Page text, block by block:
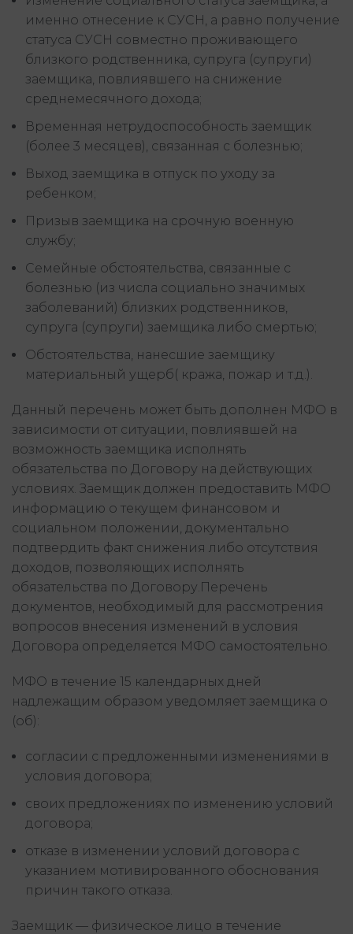
именно отнесение к СУСН, а равно получение
статуса СУСН совместно проживающего
близкого родственника, супруга (супруги)
заемщика, повлиявшего на снижение
среднемесячного дохода;
Временная нетрудоспособность заемщик
(более 3 месяцев), связанная с болезнью;
Выход заемщика в отпуск по уходу за
ребенком;
Призыв заемщика на срочную военную
службу;
Семейные обстоятельства, связанные с
болезнью (из числа социально значимых
заболеваний) близких родственников,
супруга (супруги) заемщика либо смертью;
Обстоятельства, нанесшие заемщику
материальный ущерб( кража, пожар и т.д.).
Данный перечень может быть дополнен МФО в
зависимости от ситуации, повлиявшей на
возможность заемщика исполнять
обязательства по Договору на действующих
условиях. Заемщик должен предоставить МФО
информацию о текущем финансовом и
социальном положении, документально
подтвердить факт снижения либо отсутствия
доходов, позволяющих исполнять
обязательства по Договору.Перечень
документов, необходимый для рассмотрения
вопросов внесения изменений в условия
Договора определяется МФО самостоятельно.
МФО в течение 15 календарных дней
надлежащим образом уведомляет заемщика о
(об):
согласии с предложенными изменениями в
условия договора;
своих предложениях по изменению условий
договора;
отказе в изменении условий договора с
указанием мотивированного обоснования
причин такого отказа.
Заемщик — физическое лицо в течение